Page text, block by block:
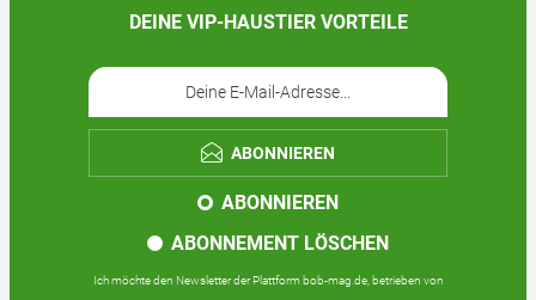
DEINE VIP-HAUSTIER VORTEILE
ABONNIEREN
ABONNIEREN
ABONNEMENT LÖSCHEN
Ich möchte den Newsletter der Plattform bob-mag.de, betrieben von